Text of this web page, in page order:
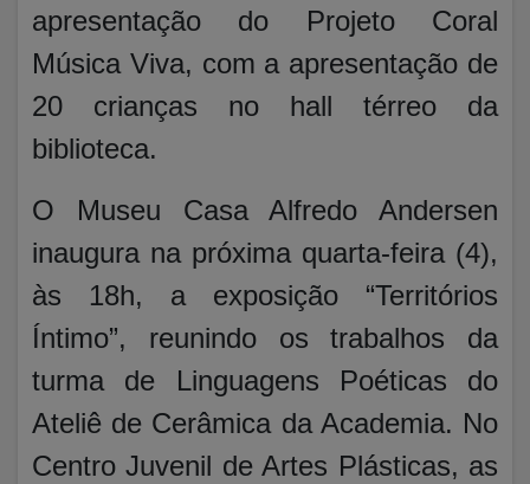
apresentação do Projeto Coral
Música Viva, com a apresentação de
20 crianças no hall térreo da
biblioteca.
O Museu Casa Alfredo Andersen
inaugura na próxima quarta-feira (4),
às 18h, a exposição “Territórios
Íntimo”, reunindo os trabalhos da
turma de Linguagens Poéticas do
Ateliê de Cerâmica da Academia. No
Centro Juvenil de Artes Plásticas, as